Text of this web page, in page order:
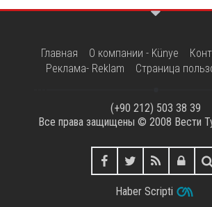
Главная О компании - Künye
Реклама- Reklam
Страница
(+90 212) 503 38 39
Все права защищены © 2008 Вести
Haber Scripti